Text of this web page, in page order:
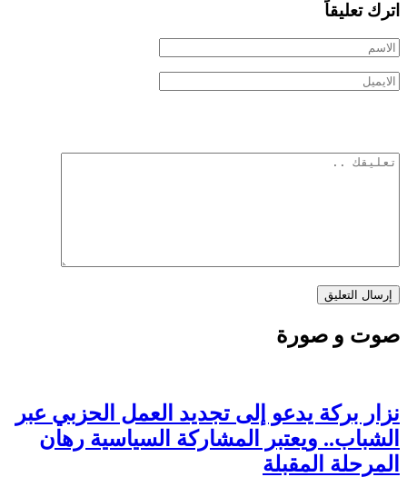
اترك تعليقاً
صوت و صورة
نزار بركة يدعو إلى تجديد العمل الحزبي عبر
الشباب.. ويعتبر المشاركة السياسية رهان
المرحلة المقبلة